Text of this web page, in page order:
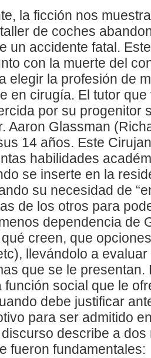
la ficción nos
de coches
un accidente fatal.
con la muerte del
elegir la profesión de
en cirugía. El tutor
por su progenitor
Aaron Glassman
14 años. Este
habilidades
se inserte en la
su necesidad de
de los otros para
dependencia de
creen, que
llevándolo a
que se le presentan.
función social que le
debe justificar
para ser admitido
describe a dos
fueron fundamentales: